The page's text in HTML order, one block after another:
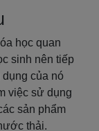
học quan
sinh nên tiếp
của nó
việc sử dụng
sản phẩm
thải.